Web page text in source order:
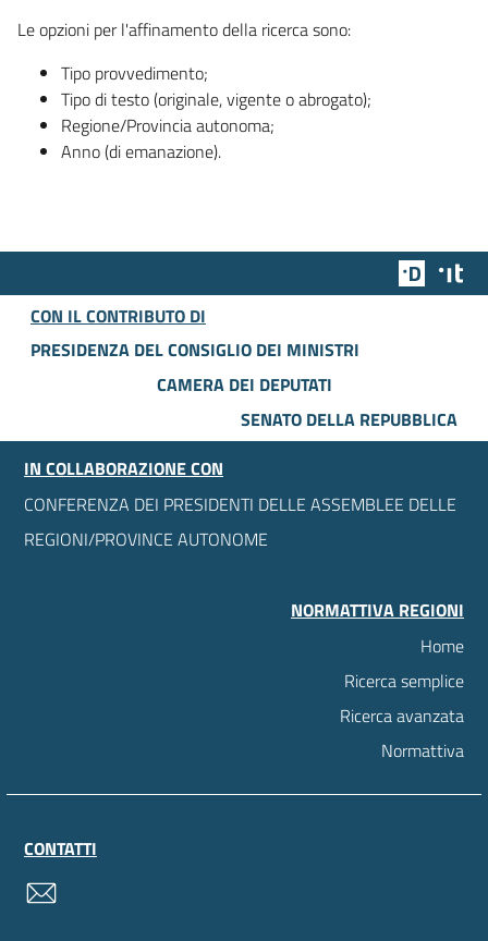
Le opzioni per l'affinamento della ricerca sono:
Tipo provvedimento;
Tipo di testo (originale, vigente o abrogato);
Regione/Provincia autonoma;
Anno (di emanazione).
Team
CON IL CONTRIBUTO DI
PRESIDENZA DEL CONSIGLIO DEI MINISTRI
CAMERA DEI DEPUTATI
SENATO DELLA REPUBBLICA
IN COLLABORAZIONE CON
CONFERENZA DEI PRESIDENTI DELLE ASSEMBLEE DELLE
REGIONI/PROVINCE AUTONOME
NORMATTIVA REGIONI
Home
Ricerca semplice
Ricerca avanzata
Normattiva
CONTATTI